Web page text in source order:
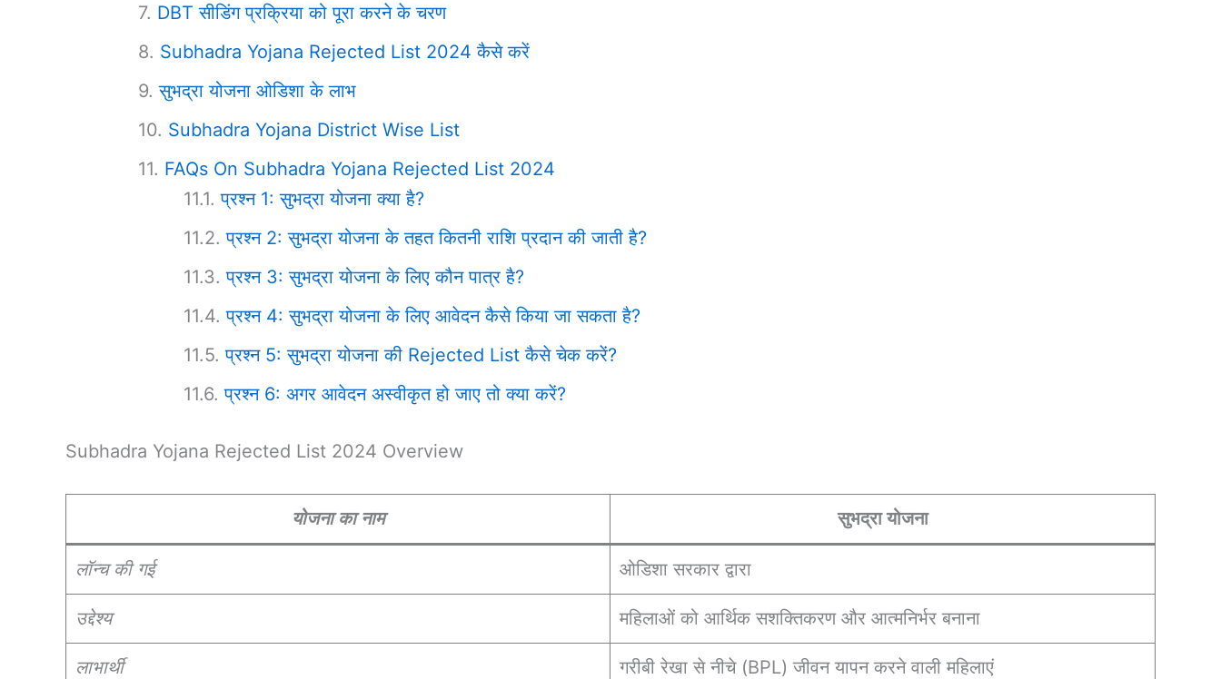
DBT सीडिंग प्रक्रिया को पूरा करने के चरण
Subhadra Yojana Rejected List 2024 कैसे करें
सुभद्रा योजना ओडिशा के लाभ
Subhadra Yojana District Wise List
FAQs On Subhadra Yojana Rejected List 2024
प्रश्न 1: सुभद्रा योजना क्या है?
प्रश्न 2: सुभद्रा योजना के तहत कितनी राशि प्रदान की जाती है?
प्रश्न 3: सुभद्रा योजना के लिए कौन पात्र है?
प्रश्न 4: सुभद्रा योजना के लिए आवेदन कैसे किया जा सकता है?
प्रश्न 5: सुभद्रा योजना की Rejected List कैसे चेक करें?
प्रश्न 6: अगर आवेदन अस्वीकृत हो जाए तो क्या करें?
Subhadra Yojana Rejected List 2024 Overview
योजना का नाम सुभद्रा योजना
लॉन्च की गई ओडिशा सरकार द्वारा
उद्देश्य महिलाओं को आर्थिक सशक्तिकरण और आत्मनिर्भर बनाना
लाभार्थी गरीबी रेखा से नीचे (BPL) जीवन यापन करने वाली महिलाएं